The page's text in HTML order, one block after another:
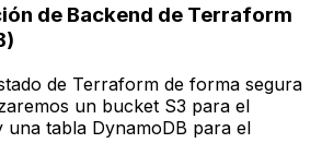
de Backend de Terraform
de Terraform de forma segura
un bucket S3 para el
una tabla DynamoDB para el